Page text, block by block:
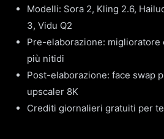
Modelli: Sora 2, Kling 2.6,
3, Vidu Q2
Pre-elaborazione:
più nitidi
Post-elaborazione: face swap
upscaler 8K
Crediti giornalieri gratuiti per